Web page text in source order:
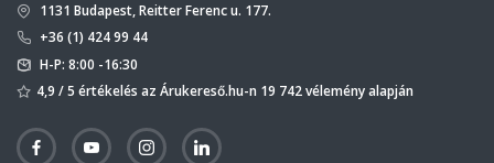
1131 Budapest, Reitter Ferenc u. 177.
+36 (1) 424 99 44
H-P: 8:00 -16:30
4,9 / 5 értékelés az Árukereső.hu-n 19 742 vélemény alapján